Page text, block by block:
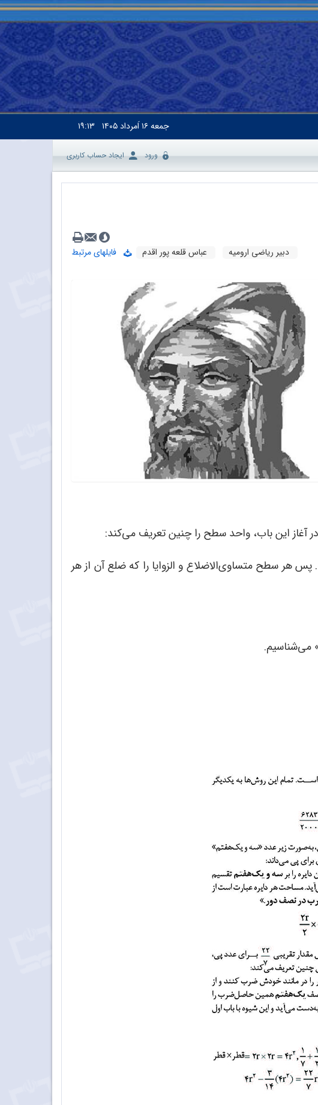
جمعه۱۶ اَمرداد ۱۴۰۵ ۱۹:۱۳
ورود ایجاد حساب کاربری
دبیر ریاضی ارومیه عباس قلعه پور اقدم
فایلهای مرتبط
آغاز این باب، واحد سطح را چنین تعریف می‌کند:
سطح متساوی‌الاضلاع و الزوایا را که ضلع آن از هر